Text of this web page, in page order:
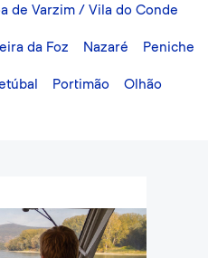
de Varzim / Vila do Conde
da Foz Nazaré Peniche
Portimão Olhão